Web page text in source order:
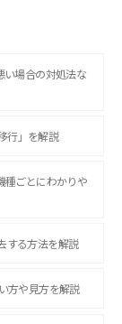
い場合の対処法な
行」を解説
種ごとにわかりや
する方法を解説
方や見方を解説